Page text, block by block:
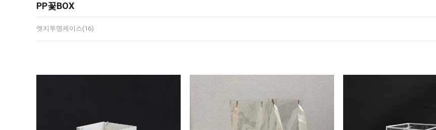
PP꽃BOX
엣지투명케이스(16)